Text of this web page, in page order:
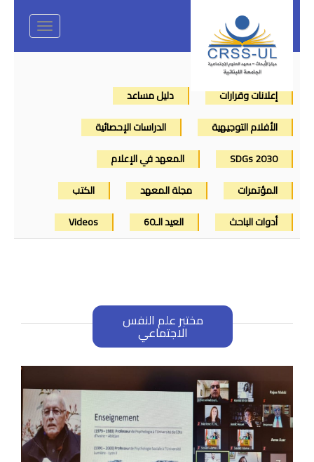
Toggle
navigation
إعلانات وقرارات
دليل مساعد
الأفلام التوجيهية
الدراسات الإحصائية
SDGs 2030
المعهد في الإعلام
المؤتمرات
مجلة المعهد
الكتب
أدوات الباحث
العيد الـ60 Videos
مختبر علم النفس
الاجتماعي